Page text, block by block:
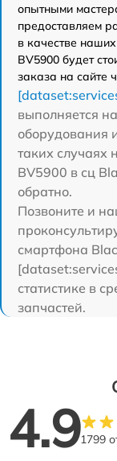
опытными
предоставляем
в качестве
BV5900 будет
заказа на сайте
выполняется
оборудования
таких случаях
BV5900 в сц
обратно.
Позвоните и
смартфона
статистике в
запчастей.
4.91799